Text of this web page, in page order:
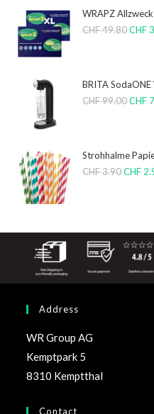
WRAPZ
CHF49.80 CHF
BRITA
CHF99.00 CHF
Strohhalme
CHF3.90 CHF
Address
WR Group AG
Kemptpark 5
8310 Kemptthal
Contact